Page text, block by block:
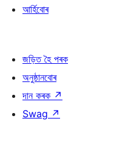
আৰ্হিবোৰ
জড়িত হৈ পৰক
অনুষ্ঠানবোৰ
দান কৰক ↗
Swag ↗